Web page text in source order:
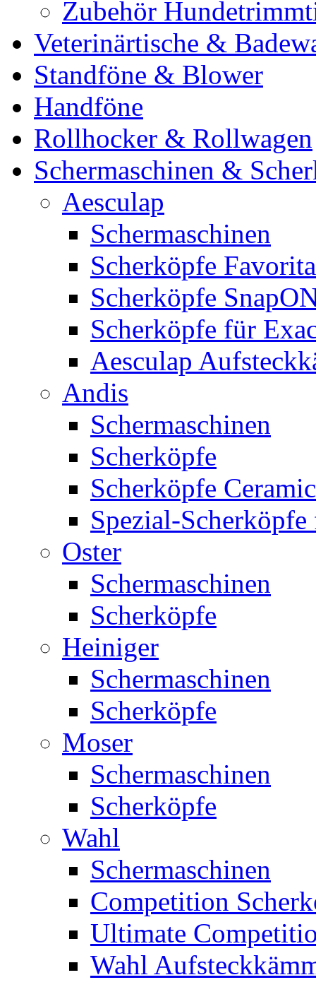
Zubehör
Veterinärtische &
Standföne & Blower
Handföne
Rollhocker & Rollwagen
Schermaschinen &
Aesculap
Schermaschinen
Scherköpfe
Scherköpfe
Scherköpfe für
Aesculap
Andis
Schermaschinen
Scherköpfe
Scherköpfe Ceramic
Spezial-
Oster
Schermaschinen
Scherköpfe
Heiniger
Schermaschinen
Scherköpfe
Moser
Schermaschinen
Scherköpfe
Wahl
Schermaschinen
Competition
Ultimate
Wahl